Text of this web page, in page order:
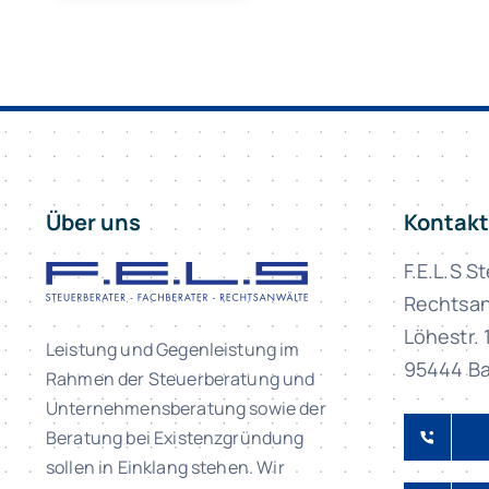
Über uns
Leistung und Gegenleistung im
Rahmen der Steuerberatung und
Unternehmensberatung sowie der
Beratung bei Existenzgründung
sollen in Einklang stehen. Wir
Kontakt
F.E.L.S
Löhestr.
95444